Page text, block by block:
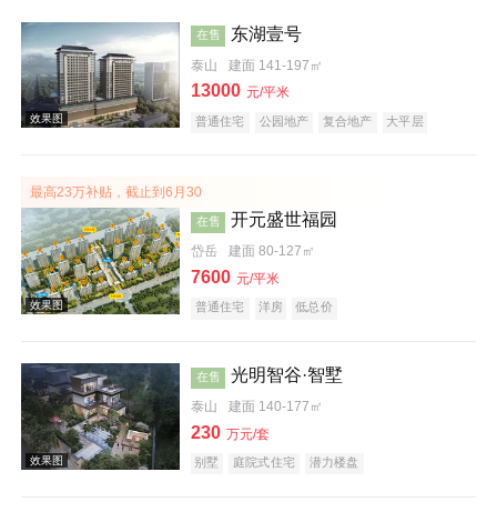
效果图
在售 东湖壹号
泰山 建面 141-197㎡
13000 元/平米
普通住宅 公园地产 复合地产 大平层
最高23万补贴，截止到6月30
在售 开元盛世福园
岱岳 建面 80-127㎡
7600 元/平米
普通住宅 洋房 低总价
在售 光明智谷·智墅
泰山 建面 140-177㎡
230 万元/套
别墅 庭院式住宅 潜力楼盘